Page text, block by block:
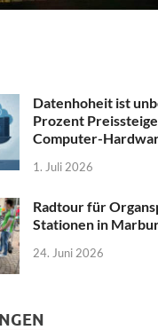
Datenhoheit ist
Prozent
Computer-
1. Juli 2026
Radtour für
Stationen in
24. Juni 2026